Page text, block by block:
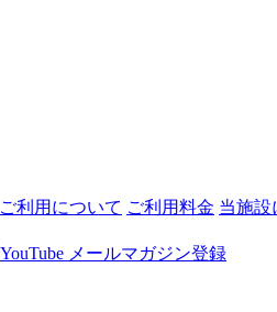
ご利用について ご利用料金 当施設
メールマガジン登録